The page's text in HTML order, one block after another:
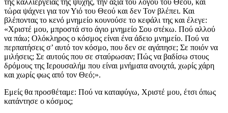
τώρα ψάχνει για τον Υιό του Θεού και δεν Τον βλέπει. Και
βλέποντας το κενό μνημείο κουνούσε το κεφάλι της και έλεγε:
«Χριστέ μου, μπροστά στο άγιο μνημείο Σου στέκω. Πού αλλού
να πάω; Ολόκληρος ο κόσμος είναι ένα άδειο μνημείο. Πού να
περπατήσεις σ’ αυτό τον κόσμο, που δεν σε αγάπησε; Σε ποιόν να
μιλήσεις; Σε αυτούς που σε σταύρωσαν; Πώς να βαδίσω στους
δρόμους της Ιερουσαλήμ που είναι μνήματα ανοιχτά, χωρίς χάρη
και χωρίς φως από τον Θεό;».
Εμείς θα προσθέταμε: Πού να καταφύγω, Χριστέ μου, έτσι όπως
κατάντησε ο κόσμος;